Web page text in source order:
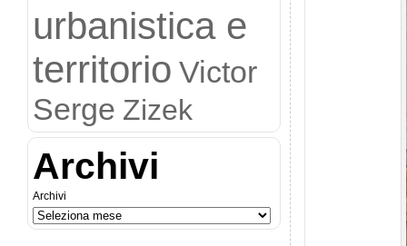
urbanistica e
territorio Victor
Serge Zizek
Archivi
Archivi